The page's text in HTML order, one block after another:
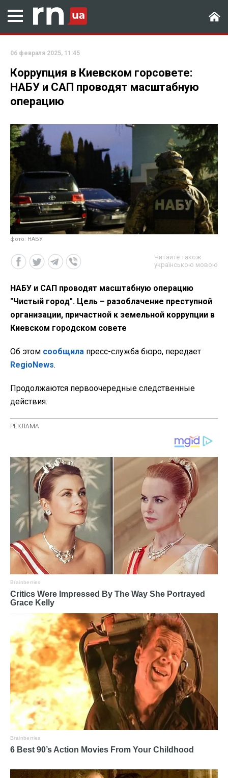
06 февраля 2025, 11:45
Коррупция в Киевском горсовете:
НАБУ и САП проводят масштабную
операцию
фото: НАБУ
Читайте також
українською мовою
НАБУ и САП проводят масштабную операцию
"Чистый город". Цель – разоблачение преступной
организации, причастной к земельной коррупции в
Киевском городском совете
Об этом сообщила пресс-служба бюро, передает
RegioNews.
Продолжаются первоочередные следственные
действия.